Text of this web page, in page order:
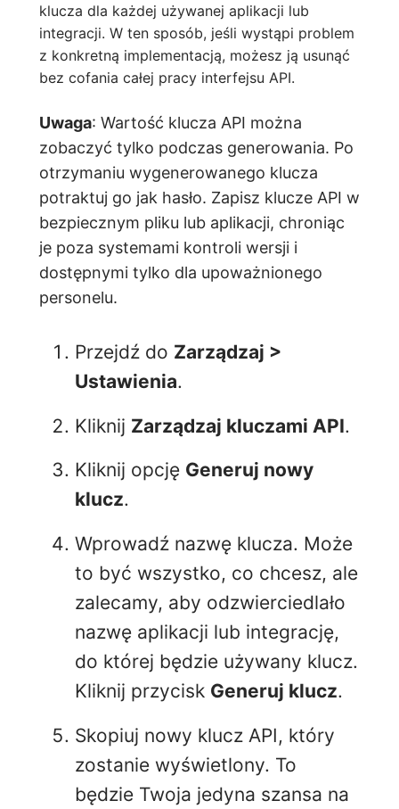
klucza dla każdej używanej aplikacji lub
integracji. W ten sposób, jeśli wystąpi problem
z konkretną implementacją, możesz ją usunąć
bez cofania całej pracy interfejsu API.
Uwaga: Wartość klucza API można
zobaczyć tylko podczas generowania. Po
otrzymaniu wygenerowanego klucza
potraktuj go jak hasło. Zapisz klucze API w
bezpiecznym pliku lub aplikacji, chroniąc
je poza systemami kontroli wersji i
dostępnymi tylko dla upoważnionego
personelu.
Przejdź do Zarządzaj >
Ustawienia.
Kliknij Zarządzaj kluczami API.
Kliknij opcję Generuj nowy
klucz.
Wprowadź nazwę klucza. Może
to być wszystko, co chcesz, ale
zalecamy, aby odzwierciedlało
nazwę aplikacji lub integrację,
do której będzie używany klucz.
Kliknij przycisk Generuj klucz.
Skopiuj nowy klucz API, który
zostanie wyświetlony. To
będzie Twoja jedyna szansa na